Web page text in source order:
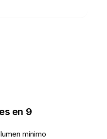
en 9
mínimo